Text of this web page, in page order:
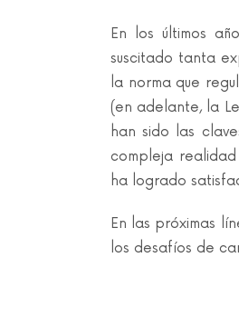
En los últimos
suscitado tanta
la norma que
(en adelante, la
han sido las
compleja
ha logrado
En las próximas
los desafíos de